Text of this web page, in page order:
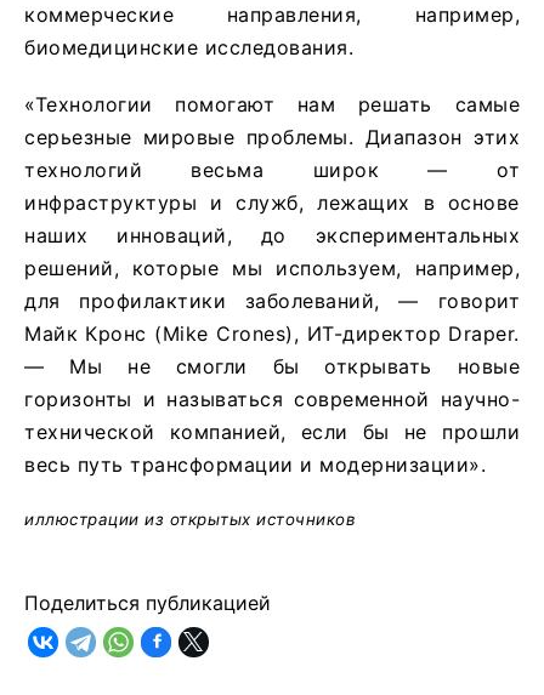
коммерческие направления, например,
биомедицинские исследования.
«Технологии помогают нам решать самые
серьезные мировые проблемы. Диапазон этих
технологий весьма широк — от
инфраструктуры и служб, лежащих в основе
наших инноваций, до экспериментальных
решений, которые мы используем, например,
для профилактики заболеваний, — говорит
Майк Кронс (Mike Crones), ИТ-директор Draper.
— Мы не смогли бы открывать новые
горизонты и называться современной научно-
технической компанией, если бы не прошли
весь путь трансформации и модернизации».
иллюстрации из открытых источников
Поделиться публикацией